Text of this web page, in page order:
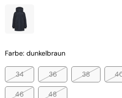
Farbe: dunkelbraun
34 36 38
46 48